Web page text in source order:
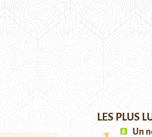
LES PLUS
Un